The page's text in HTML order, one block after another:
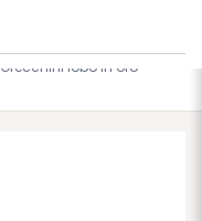
Orecchini lobo in oro